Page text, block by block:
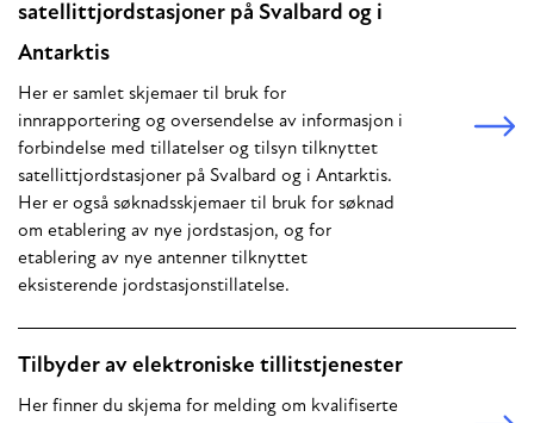
satellittjordstasjoner på Svalbard og i
Antarktis
Her er samlet skjemaer til bruk for
innrapportering og oversendelse av informasjon i
forbindelse med tillatelser og tilsyn tilknyttet
satellittjordstasjoner på Svalbard og i Antarktis.
Her er også søknadsskjemaer til bruk for søknad
om etablering av nye jordstasjon, og for
etablering av nye antenner tilknyttet
eksisterende jordstasjonstillatelse.
Tilbyder av elektroniske tillitstjenester
Her finner du skjema for melding om kvalifiserte